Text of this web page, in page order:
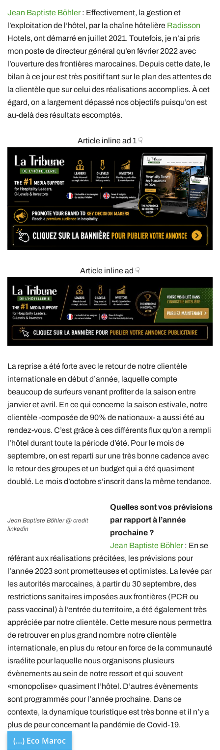
Jean Baptiste Böhler : Effectivement, la gestion et
l’exploitation de l’hôtel, par la chaîne hôtelière Radisson
Hotels, ont démarré en juillet 2021. Toutefois, je n’ai pris
mon poste de directeur général qu’en février 2022 avec
l’ouverture des frontières marocaines. Depuis cette date, le
bilan à ce jour est très positif tant sur le plan des attentes de
la clientèle que sur celui des réalisations accomplies. À cet
égard, on a largement dépassé nos objectifs puisqu’on est
au-delà des résultats escomptés.
Article inline ad 1 ☟
Article inline ad ☟
La reprise a été forte avec le retour de notre clientèle
internationale en début d’année, laquelle compte
beaucoup de surfeurs venant profiter de la saison entre
janvier et avril. En ce qui concerne la saison estivale, notre
clientèle -composée de 90% de nationaux- a aussi été au
rendez-vous. C’est grâce à ces différents flux qu’on a rempli
l’hôtel durant toute la période d’été. Pour le mois de
septembre, on est reparti sur une très bonne cadence avec
le retour des groupes et un budget qui a été quasiment
doublé. Le mois d’octobre s’inscrit dans la même tendance.
Jean Baptiste Böhler @ credit
linkedin
Quelles sont vos prévisions
par rapport à l’année
prochaine ?
Jean Baptiste Böhler : En se
référant aux réalisations précitées, les prévisions pour
l’année 2023 sont prometteuses et optimistes. La levée par
les autorités marocaines, à partir du 30 septembre, des
restrictions sanitaires imposées aux frontières (PCR ou
pass vaccinal) à l’entrée du territoire, a été également très
appréciée par notre clientèle. Cette mesure nous permettra
de retrouver en plus grand nombre notre clientèle
internationale, en plus du retour en force de la communauté
israélite pour laquelle nous organisons plusieurs
évènements au sein de notre ressort et qui souvent
«monopolise» quasiment l’hôtel. D’autres évènements
sont programmés pour l’année prochaine. Dans ce
contexte, la dynamique touristique est très bonne et il n’y a
plus de peur concernant la pandémie de Covid-19.
(…) Eco Maroc